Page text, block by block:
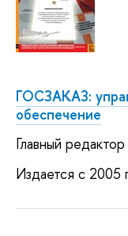
ГОСЗАКАЗ:
обеспечение
Главный
Издается с 2005